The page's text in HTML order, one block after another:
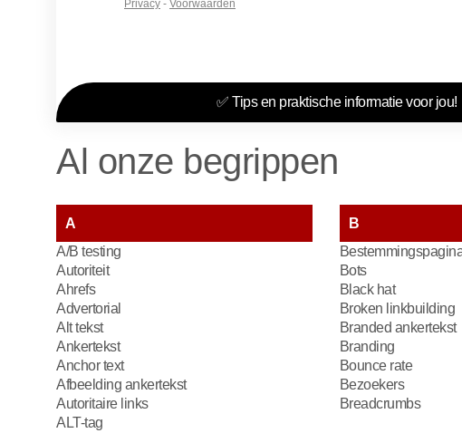
✅ Tips en praktische informatie voor jou!
Al onze begrippen
A
A/B testing
Autoriteit
Ahrefs
Advertorial
Alt tekst
Ankertekst
Anchor text
Afbeelding ankertekst
Autoritaire links
ALT-tag
B
Bots
Black hat
Broken linkbuilding
Branded ankertekst
Branding
Bounce rate
Bezoekers
Breadcrumbs